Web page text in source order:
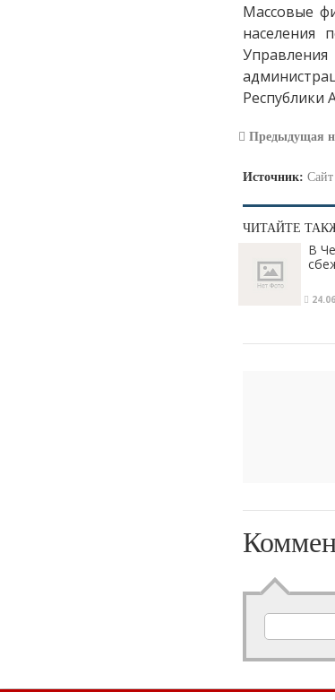
Массовые
населения
Республики
Предыдущая
Источник:
ЧИТАЙТЕ
В